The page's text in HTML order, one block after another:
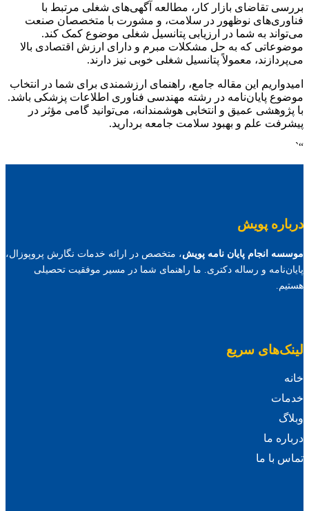
بررسی تقاضای بازار کار، مطالعه آگهی‌های شغلی مرتبط با
فناوری‌های نوظهور در سلامت، و مشورت با متخصصان صنعت
می‌تواند به شما در ارزیابی پتانسیل شغلی موضوع کمک کند.
موضوعاتی که به حل مشکلات مبرم و دارای ارزش اقتصادی بالا
می‌پردازند، معمولاً پتانسیل شغلی خوبی نیز دارند.
امیدواریم این مقاله جامع، راهنمای ارزشمندی برای شما در انتخاب
موضوع پایان‌نامه در رشته مهندسی فناوری اطلاعات پزشکی باشد.
با پژوهشی عمیق و انتخابی هوشمندانه، می‌توانید گامی مؤثر در
پیشرفت علم و بهبود سلامت جامعه بردارید.
“`
درباره پویش
موسسه انجام پایان نامه پویش، متخصص در ارائه خدمات نگارش پروپوزال،
پایان‌نامه و رساله دکتری. ما راهنمای شما در مسیر موفقیت تحصیلی
هستیم.
لینک‌های سریع
خانه
خدمات
وبلاگ
درباره ما
تماس با ما